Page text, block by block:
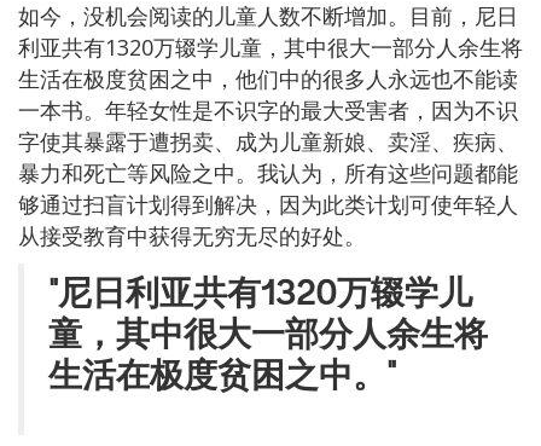
如今，没机会阅读的儿童人数不断增加。目前，尼日
利亚共有1320万辍学儿童，其中很大一部分人余生将
生活在极度贫困之中，他们中的很多人永远也不能读
一本书。年轻女性是不识字的最大受害者，因为不识
字使其暴露于遭拐卖、成为儿童新娘、卖淫、疾病、
暴力和死亡等风险之中。我认为，所有这些问题都能
够通过扫盲计划得到解决，因为此类计划可使年轻人
从接受教育中获得无穷无尽的好处。
"尼日利亚共有1320万辍学儿
童，其中很大一部分人余生将
生活在极度贫困之中。"